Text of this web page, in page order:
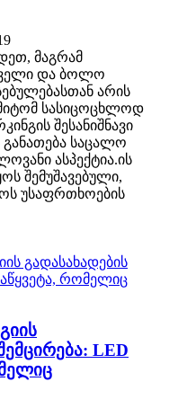
მაგრამ
და ბოლო
არის
სასიცოცხლოდ
შესანიშნავი
განათება საცალო
ასპექტია.ის
შემუშავებული,
უსაფრთხოების
LED